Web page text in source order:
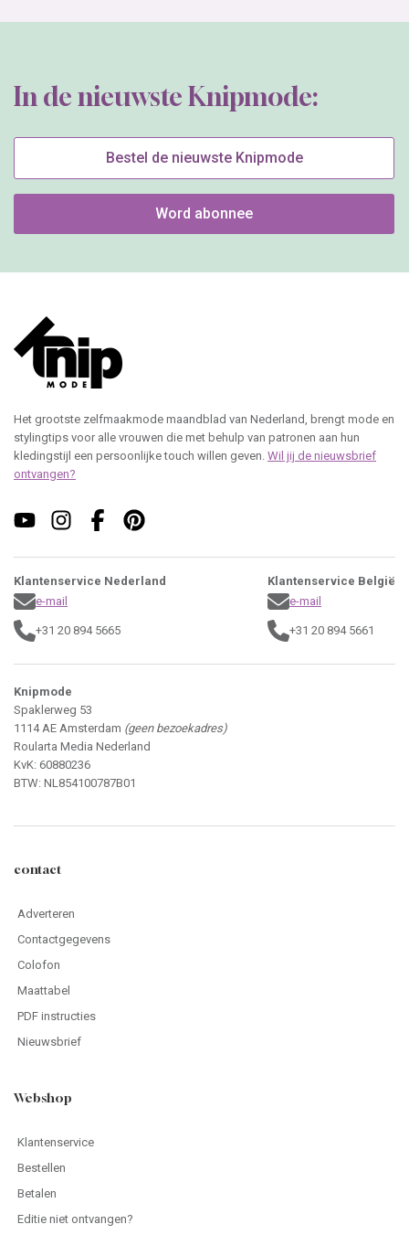
In de nieuwste Knipmode:
Bestel de nieuwste Knipmode
Word abonnee
Het grootste zelfmaakmode maandblad van Nederland, brengt mode en
stylingtips voor alle vrouwen die met behulp van patronen aan hun
kledingstijl een persoonlijke touch willen geven. Wil jij de nieuwsbrief
ontvangen?
Klantenservice Nederland
e-mail
+31 20 894 5665
Klantenservice België
e-mail
+31 20 894 5661
Knipmode
Spaklerweg 53
1114 AE Amsterdam (geen bezoekadres)
Roularta Media Nederland
KvK: 60880236
BTW: NL854100787B01
contact
Adverteren
Contactgegevens
Colofon
Maattabel
PDF instructies
Nieuwsbrief
Webshop
Klantenservice
Bestellen
Betalen
Editie niet ontvangen?